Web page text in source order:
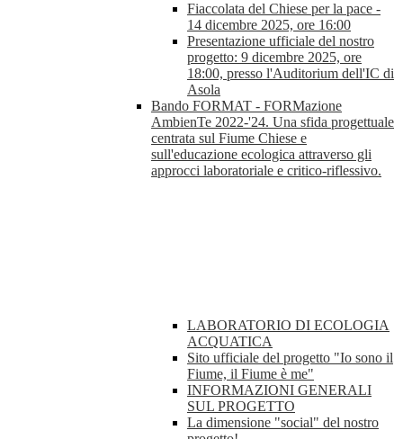
Fiaccolata del Chiese per la pace -
14 dicembre 2025, ore 16:00
Presentazione ufficiale del nostro
progetto: 9 dicembre 2025, ore
18:00, presso l'Auditorium dell'IC di
Asola
Bando FORMAT - FORMazione
AmbienTe 2022-'24. Una sfida progettuale
centrata sul Fiume Chiese e
sull'educazione ecologica attraverso gli
approcci laboratoriale e critico-riflessivo.
LABORATORIO DI ECOLOGIA
ACQUATICA
Sito ufficiale del progetto "Io sono il
Fiume, il Fiume è me"
INFORMAZIONI GENERALI
SUL PROGETTO
La dimensione "social" del nostro